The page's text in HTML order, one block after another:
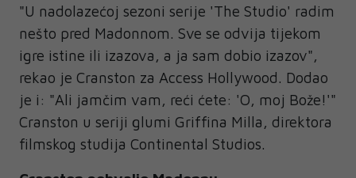
"U nadolazećoj sezoni serije 'The Studio' radim
nešto pred Madonnom. Sve se odvija tijekom
igre istine ili izazova, a ja sam dobio izazov",
rekao je Cranston za Access Hollywood. Dodao
je i: "Ali jamčim vam, reći ćete: 'O, moj Bože!'"
Cranston u seriji glumi Griffina Milla, direktora
filmskog studija Continental Studios.